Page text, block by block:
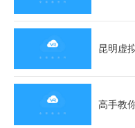
昆明虚
高手教